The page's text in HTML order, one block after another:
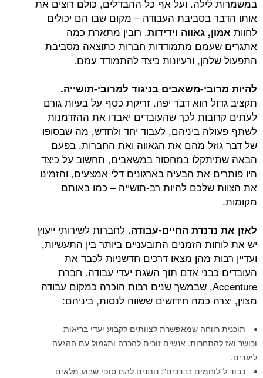
ועל אף כל ההבדלים, כולם רוצים את
בסביבת העבודה – מקום שבו הם יכולים
גאווה וידידות. רובין מתארת כמה
מתמודדות חברות כתוצאה מסביבת
ורעיונות כיצד להתמודד עמם.
משאבים בניגוד למרובי-תושייה.
הוא דבר יפה. זריקת כסף על בעיות גורם
לכך שהעובדים יאבדו את ההזדמנות
ביניהם, לעבוד יחד ולחדש, מה שבסופו
מהם את הגאווה ואת החברות. בפעם
במחסור במשאבים, תחשוב על כיצד
את הבעיה בארגונים דלי אמצעים, והזמינו
להיות רב-תושייה – כמו באותם
החיים-עבודה.לחברות לשירותי ייעוץ
הזמנים התובעניים ביותר בין התעשיות,
מהן מצאו דרכים חדשניות לכבד את
אדם תוך השגת יעדי עבודה. חברת
Accenture, שבמשך שנים רבות הוכרה כמקום עבודה
כמה חידושים ששווה לנסות, ביניהם:
שמאפשרת לצוותים לקבוע יעדי בריאות
אנשים זוכים להכרה ותגמול עם ההגעה
בדרכים": נותנים להם סופי שבוע מלאים